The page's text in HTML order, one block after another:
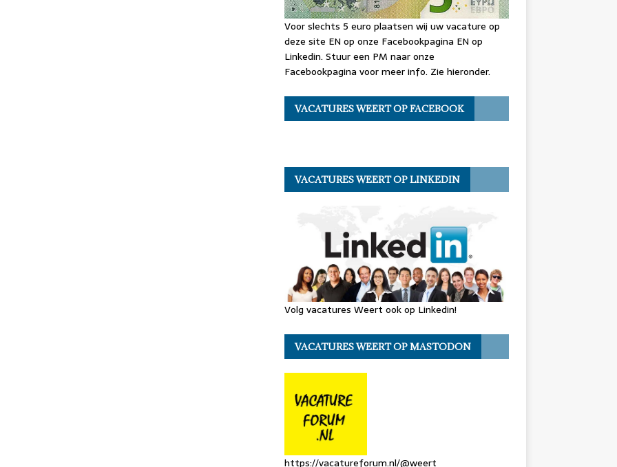
Voor slechts 5 euro plaatsen wij uw vacature op
deze site EN op onze Facebookpagina EN op
Linkedin. Stuur een PM naar onze
Facebookpagina voor meer info. Zie hieronder.
VACATURES WEERT OP FACEBOOK
VACATURES WEERT OP LINKEDIN
Volg vacatures Weert ook op Linkedin!
VACATURES WEERT OP MASTODON
https://vacatureforum.nl/@weert